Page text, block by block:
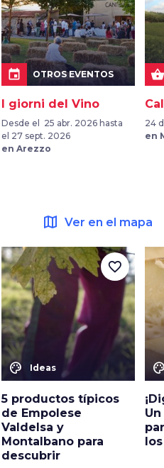
event OTROS EVENTOS
I giorni del Vino
Desde el 25 abr. 2026 hasta
el 27 sept. 2026
en Arezzo
24
en
map Ver en el mapa
color_lens Ideas
5 productos típicos
de Empolese
Valdelsa y
Montalbano para
descubrir
favorite_border